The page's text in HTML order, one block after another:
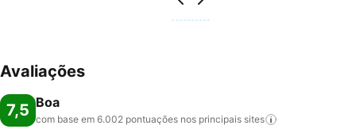
Avaliações
7,5 Boa
com base em 6.002 pontuações nos principais sites